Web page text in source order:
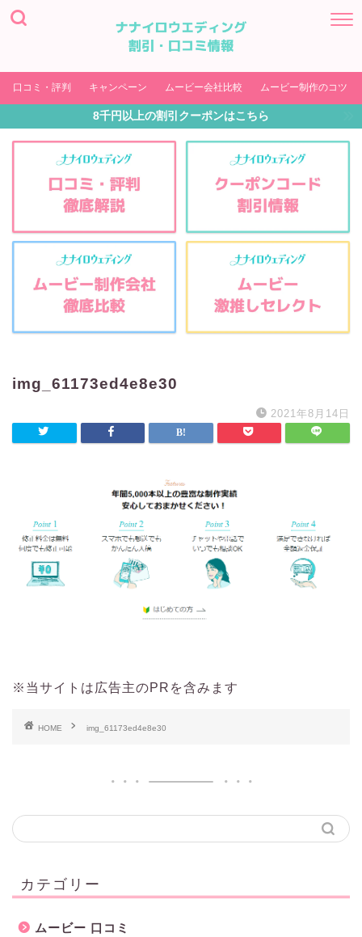
口コミ・評判 キャンペーン ムービー会社比較 ムービー制作のコツ
8千円以上の割引クーポンはこちら
img_61173ed4e8e30
2021年8月14日
※当サイトは広告主のPRを含みます
HOME img_61173ed4e8e30
カテゴリー
ムービー 口コミ